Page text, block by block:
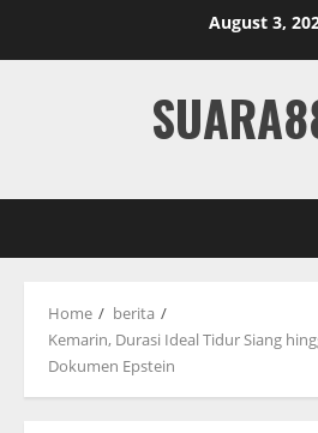
August 3,
Home
berita
Kemarin, Durasi Ideal Tidur Siang
Dokumen Epstein